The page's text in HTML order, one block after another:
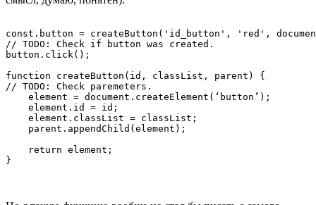
const.button = createButton('id_button', 'red',
// TODO: Check if button was created.
button.click();
function createButton(id, classList, parent) {
// TODO: Check paremeters.
    element = document.createElement(‘button’);
    element.id = id;
    element.classList = classList;
    parent.appendChild(element);
    return element;
}